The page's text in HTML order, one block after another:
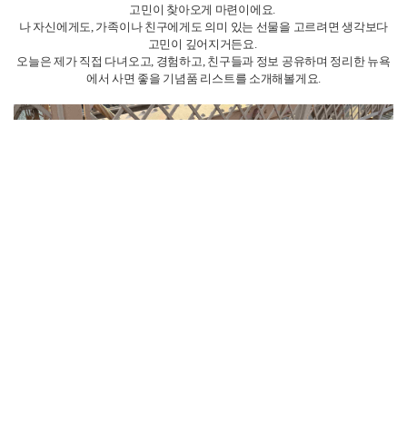
고민이 찾아오게 마련이에요.
나 자신에게도, 가족이나 친구에게도 의미 있는 선물을 고르려면 생각보다
고민이 깊어지거든요.
오늘은 제가 직접 다녀오고, 경험하고, 친구들과 정보 공유하며 정리한 뉴욕
에서 사면 좋을 기념품 리스트를 소개해볼게요.